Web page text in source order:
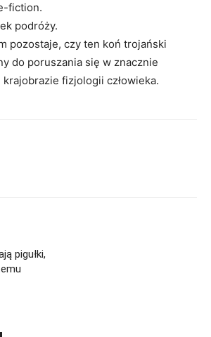
fiction.
podróży.
pozostaje, czy ten koń trojański
do poruszania się w znacznie
krajobrazie fizjologii człowieka.
pigułki,